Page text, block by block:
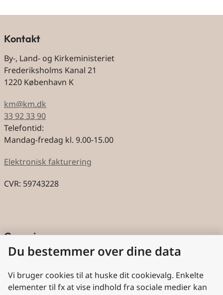
Kontakt
By-, Land- og Kirkeministeriet
Frederiksholms Kanal 21
1220 København K
km@km.dk
33 92 33 90
Telefontid:
Mandag-fredag kl. 9.00-15.00
Elektronisk fakturering
CVR: 59743228
Genveje
Cookies
Aktindsigt
Persondatabeskyttelse
Du bestemmer over dine data
Vi bruger cookies til at huske dit cookievalg. Enkelte
elementer til fx at vise indhold fra sociale medier kan